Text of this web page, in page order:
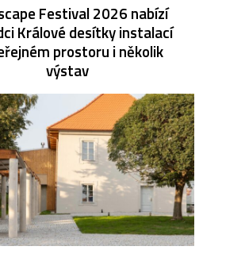
Festival 2026 nabízí
Králové desítky instalací
prostoru i několik
výstav